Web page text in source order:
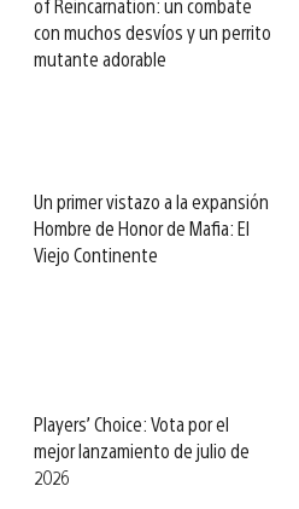
of Reincarnation: un combate
con muchos desvíos y un perrito
mutante adorable
Un primer vistazo a la expansión
Hombre de Honor de Mafia: El
Viejo Continente
Players’ Choice: Vota por el
mejor lanzamiento de julio de
2026